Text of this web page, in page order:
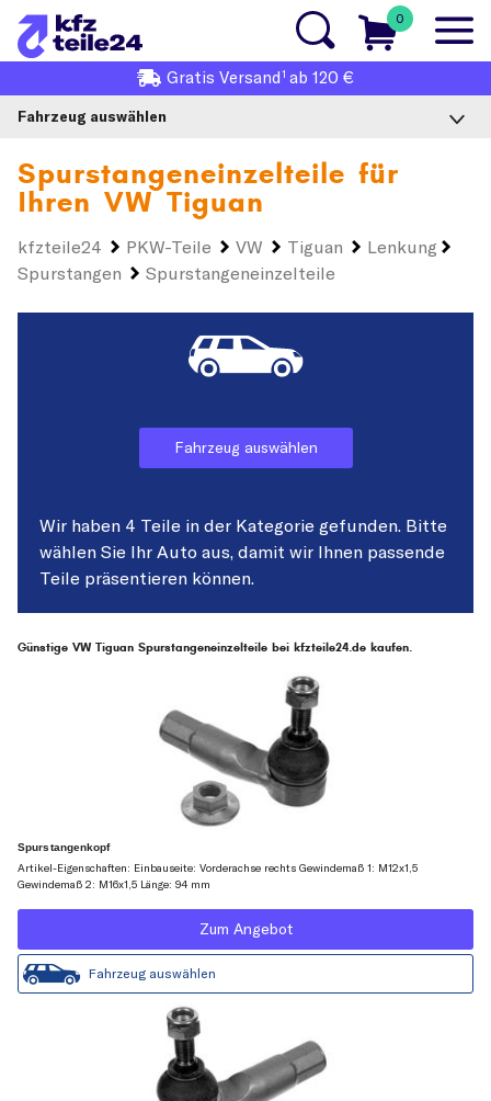
0
Gratis Versand1 ab 120 €
Fahrzeug auswählen
Spurstangeneinzelteile für
Ihren VW Tiguan
kfzteile24 PKW-Teile VW Tiguan
Lenkung
Spurstangen
Spurstangeneinzelteile
Fahrzeug auswählen
Wir haben 4 Teile in der Kategorie gefunden. Bitte
wählen Sie Ihr Auto aus, damit wir Ihnen passende
Teile präsentieren können.
Günstige VW Tiguan Spurstangeneinzelteile bei kfzteile24.de kaufen.
Spurstangenkopf
Artikel-Eigenschaften: Einbauseite: Vorderachse rechts Gewindemaß 1: M12x1,5
Gewindemaß 2: M16x1,5 Länge: 94 mm
Zum Angebot
Fahrzeug auswählen